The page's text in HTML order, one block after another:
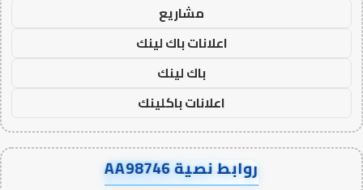
مشاريع
اعلانات باك لينك
باك لينك
اعلانات باكلينك
روابط نصية AA98746